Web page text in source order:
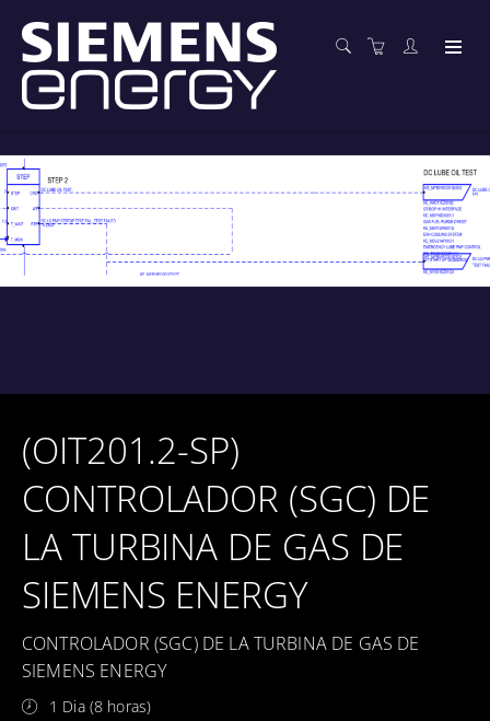
(OIT201.2-SP)
CONTROLADOR (SGC) DE
LA TURBINA DE GAS DE
SIEMENS ENERGY
CONTROLADOR (SGC) DE LA TURBINA DE GAS DE
SIEMENS ENERGY
1 Dia (8 horas)